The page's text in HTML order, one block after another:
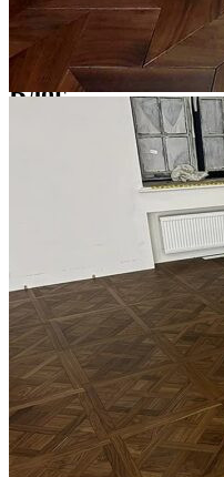
Услуги по реставрации
1 500 ₽
Блог
Интересные статьи о
ВИДЕО-ИНСТРУКЦИЯ:
покрытые маслом и
ремонта и восстановления
Читать полностью
02.02.2026
ПОЛЫ, ПОКРЫТЫЕ
НЕБОЛЬШИХ
Читать полностью
12.01.2026